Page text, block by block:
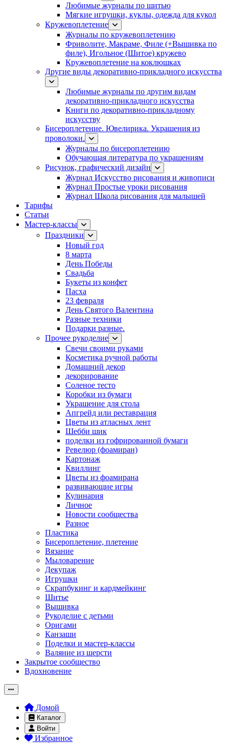
Любимые журналы по шитью
Мягкие игрушки, куклы, одежда для кукол
Кружевоплетение
Журналы по кружевоплетению
Фриволите, Макраме, Филе (+Вышивка по
филе), Игольное (Шитое) кружево
Кружевоплетение на коклюшках
Другие виды декоративно-прикладного искусства
Любимые журналы по другим видам
декоративно-прикладного искусства
Книги по декоративно-прикладному
искусству
Бисероплетение. Ювелирика. Украшения из
проволоки.
Журналы по бисероплетению
Обучающая литература по украшениям
Рисунок, графический дизайн
Журнал Искусство рисования и живописи
Журнал Простые уроки рисования
Журнал Школа рисования для малышей
Тарифы
Статьи
Мастер-классы
Праздники
Новый год
8 марта
День Победы
Свадьба
Букеты из конфет
Пасха
23 февраля
День Святого Валентина
Разные техники
Подарки разные.
Прочее рукоделие
Свечи своими руками
Косметика ручной работы
Домашний декор
декорирование
Соленое тесто
Коробки из бумаги
Украшение для стола
Апгрейд или реставрация
Цветы из атласных лент
Шебби шик
поделки из гофрированной бумаги
Ревелюр (фоамиран)
Картонаж
Квиллинг
Цветы из фоамирана
развивающие игры
Кулинария
Личное
Новости сообщества
Разное
Пластика
Бисероплетение, плетение
Вязание
Мыловарение
Декупаж
Игрушки
Скрапбукинг и кардмейкинг
Шитье
Вышивка
Рукоделие с детьми
Оригами
Канзаши
Поделки и мастер-классы
Валяние из шерсти
Закрытое сообщество
Вдохновение
Домой
Каталог
Войти
Избранное